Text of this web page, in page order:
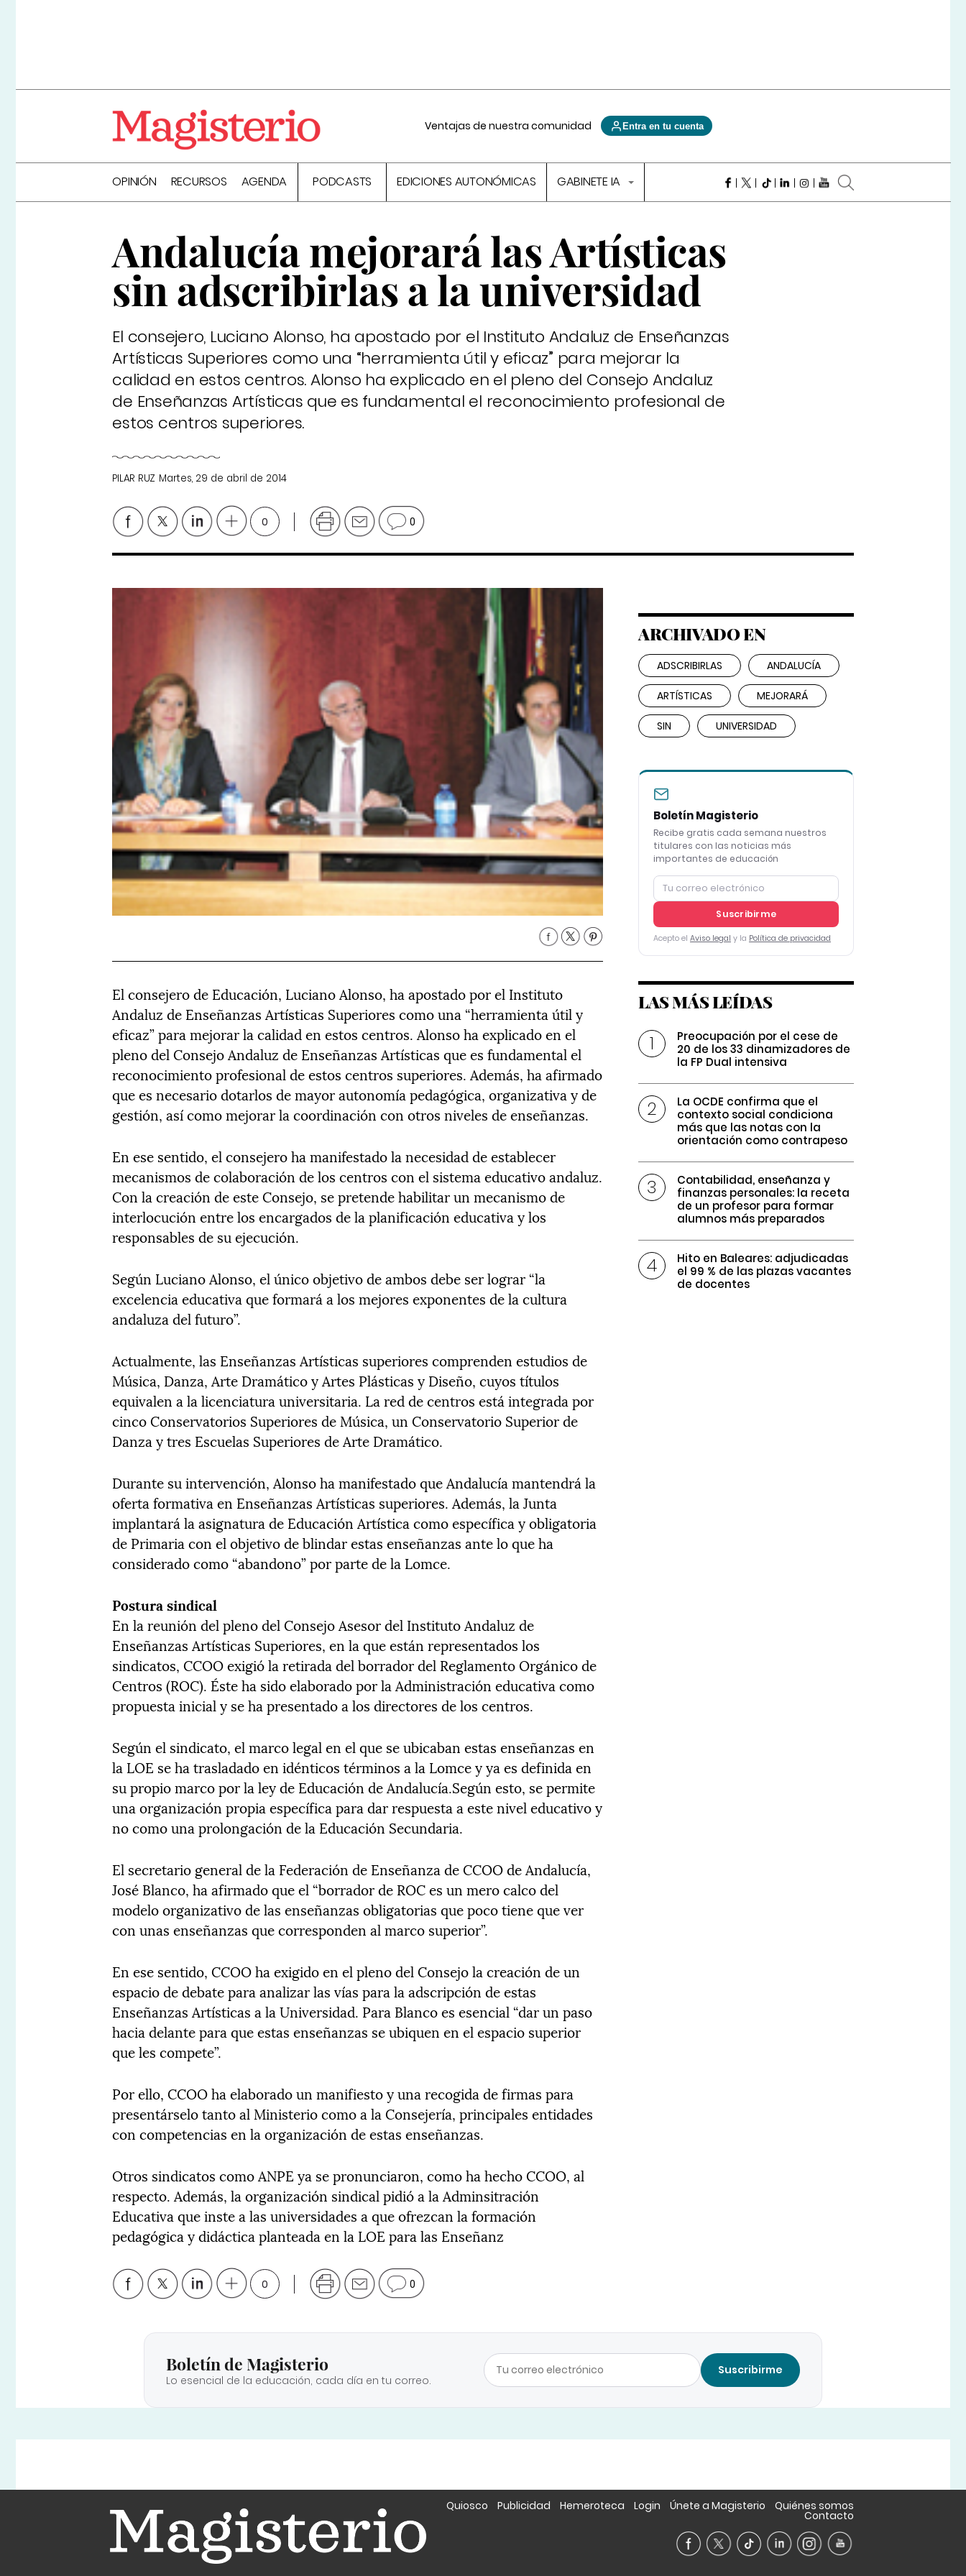
Ventajas de nuestra comunidad Entra en tu cuenta
OPINIÓN RECURSOS AGENDA PODCASTS EDICIONES AUTONÓMICAS GABINETE IA
Andalucía mejorará las Artísticas
sin adscribirlas a la universidad
El consejero, Luciano Alonso, ha apostado por el Instituto Andaluz de Enseñanzas
Artísticas Superiores como una “herramienta útil y eficaz” para mejorar la
calidad en estos centros. Alonso ha explicado en el pleno del Consejo Andaluz
de Enseñanzas Artísticas que es fundamental el reconocimiento profesional de
estos centros superiores.
PILAR RUZ Martes, 29 de abril de 2014
0 0
El consejero de Educación, Luciano Alonso, ha apostado por el Instituto
Andaluz de Enseñanzas Artísticas Superiores como una “herramienta útil y
eficaz” para mejorar la calidad en estos centros. Alonso ha explicado en el
pleno del Consejo Andaluz de Enseñanzas Artísticas que es fundamental el
reconocimiento profesional de estos centros superiores. Además, ha afirmado
que es necesario dotarlos de mayor autonomía pedagógica, organizativa y de
gestión, así como mejorar la coordinación con otros niveles de enseñanzas.
En ese sentido, el consejero ha manifestado la necesidad de establecer
mecanismos de colaboración de los centros con el sistema educativo andaluz.
Con la creación de este Consejo, se pretende habilitar un mecanismo de
interlocución entre los encargados de la planificación educativa y los
responsables de su ejecución.
Según Luciano Alonso, el único objetivo de ambos debe ser lograr “la
excelencia educativa que formará a los mejores exponentes de la cultura
andaluza del futuro”.
Actualmente, las Enseñanzas Artísticas superiores comprenden estudios de
Música, Danza, Arte Dramático y Artes Plásticas y Diseño, cuyos títulos
equivalen a la licenciatura universitaria. La red de centros está integrada por
cinco Conservatorios Superiores de Música, un Conservatorio Superior de
Danza y tres Escuelas Superiores de Arte Dramático.
Durante su intervención, Alonso ha manifestado que Andalucía mantendrá la
oferta formativa en Enseñanzas Artísticas superiores. Además, la Junta
implantará la asignatura de Educación Artística como específica y obligatoria
de Primaria con el objetivo de blindar estas enseñanzas ante lo que ha
considerado como “abandono” por parte de la Lomce.
Postura sindical
En la reunión del pleno del Consejo Asesor del Instituto Andaluz de
Enseñanzas Artísticas Superiores, en la que están representados los
sindicatos, CCOO exigió la retirada del borrador del Reglamento Orgánico de
Centros (ROC). Éste ha sido elaborado por la Administración educativa como
propuesta inicial y se ha presentado a los directores de los centros.
Según el sindicato, el marco legal en el que se ubicaban estas enseñanzas en
la LOE se ha trasladado en idénticos términos a la Lomce y ya es definida en
su propio marco por la ley de Educación de Andalucía.Según esto, se permite
una organización propia específica para dar respuesta a este nivel educativo y
no como una prolongación de la Educación Secundaria.
El secretario general de la Federación de Enseñanza de CCOO de Andalucía,
José Blanco, ha afirmado que el “borrador de ROC es un mero calco del
modelo organizativo de las enseñanzas obligatorias que poco tiene que ver
con unas enseñanzas que corresponden al marco superior”.
En ese sentido, CCOO ha exigido en el pleno del Consejo la creación de un
espacio de debate para analizar las vías para la adscripción de estas
Enseñanzas Artísticas a la Universidad. Para Blanco es esencial “dar un paso
hacia delante para que estas enseñanzas se ubiquen en el espacio superior
que les compete”.
Por ello, CCOO ha elaborado un manifiesto y una recogida de firmas para
presentárselo tanto al Ministerio como a la Consejería, principales entidades
con competencias en la organización de estas enseñanzas.
Otros sindicatos como ANPE ya se pronunciaron, como ha hecho CCOO, al
respecto. Además, la organización sindical pidió a la Adminsitración
Educativa que inste a las universidades a que ofrezcan la formación
pedagógica y didáctica planteada en la LOE para las Enseñanz
0 0
ARCHIVADO EN
ADSCRIBIRLAS ANDALUCÍA
ARTÍSTICAS MEJORARÁ
SIN UNIVERSIDAD
Boletín Magisterio
Recibe gratis cada semana nuestros
titulares con las noticias más
importantes de educación
Suscribirme
Acepto el Aviso legal y la Política de privacidad
LAS MÁS LEÍDAS
Preocupación por el cese de
20 de los 33 dinamizadores de
la FP Dual intensiva
La OCDE confirma que el
contexto social condiciona
más que las notas con la
orientación como contrapeso
Contabilidad, enseñanza y
finanzas personales: la receta
de un profesor para formar
alumnos más preparados
Hito en Baleares: adjudicadas
el 99 % de las plazas vacantes
de docentes
Boletín de Magisterio
Lo esencial de la educación, cada día en tu correo.
Suscribirme
Quiosco Publicidad Hemeroteca Login Únete a Magisterio Quiénes somos
Contacto